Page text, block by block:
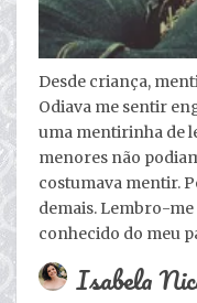
Desde criança,
Odiava me sentir
uma mentirinha de
menores não
costumava mentir.
demais. Lembro-
conhecido do meu
Isabela